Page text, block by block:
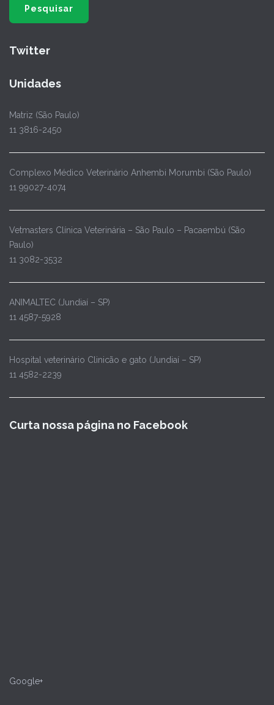
Twitter
Unidades
Matriz (São Paulo)
11 3816-2450
Complexo Médico Veterinário Anhembi Morumbi (São Paulo)
11 99027-4074
Vetmasters Clínica Veterinária – São Paulo – Pacaembú (São
Paulo)
11 3082-3532
ANIMALTEC (Jundiaí – SP)
11 4587-5928
Hospital veterinário Clinicão e gato (Jundiaí – SP)
11 4582-2239
Curta nossa página no Facebook
Google+